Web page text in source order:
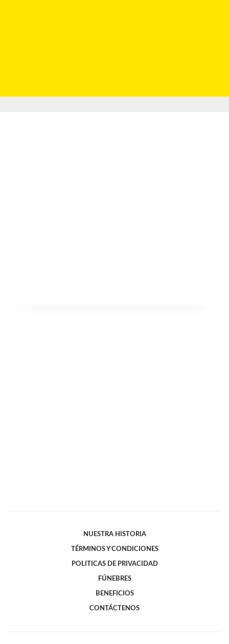
NUESTRA HISTORIA
TÉRMINOS Y CONDICIONES
POLITICAS DE PRIVACIDAD
FÚNEBRES
BENEFICIOS
CONTÁCTENOS